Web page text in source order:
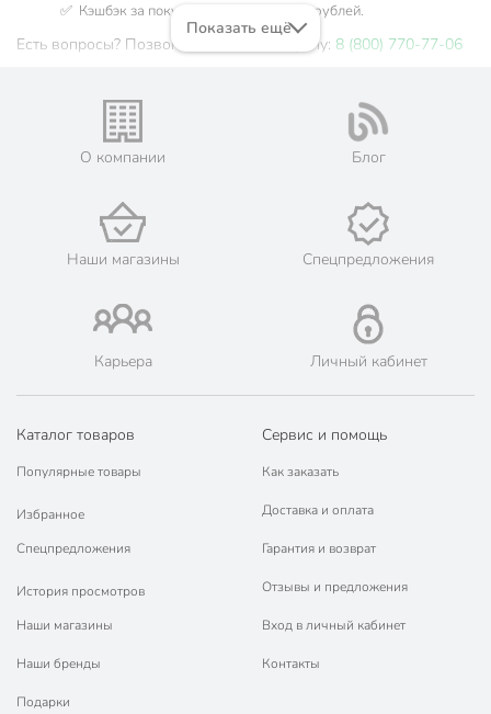
✅ Кэшбэк за покупку до 34 бонусных рублей.
Есть вопросы? Позвоните нам по телефону: 8 (800) 770-77-06
Показать ещё
О компании Блог
Наши магазины Спецпредложения
Карьера Личный кабинет
Каталог товаров
Популярные товары
Избранное
Спецпредложения
История просмотров
Наши магазины
Наши бренды
Подарки
Сервис и помощь
Как заказать
Доставка и оплата
Гарантия и возврат
Отзывы и предложения
Вход в личный кабинет
Контакты